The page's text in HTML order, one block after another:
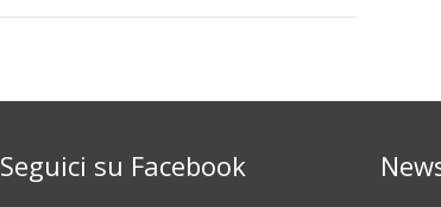
Seguici su Facebook